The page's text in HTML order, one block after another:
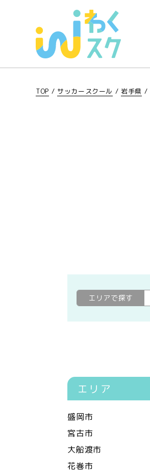
TOP / サッカースクール / 岩手県 /
エリアで探す
エリア
盛岡市
宮古市
大船渡市
花巻市